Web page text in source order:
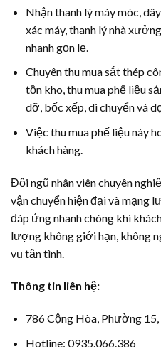
Nhận thanh lý máy móc,
xác máy, thanh lý nhà
nhanh gọn lẹ.
Chuyên thu mua sắt thép
tồn kho, thu mua phế liệu
dỡ, bốc xếp, di chuyển và
Việc thu mua phế liệu này
khách hàng.
Đội ngũ nhân viên chuyên
vận chuyển hiện đại và mạng
đáp ứng nhanh chóng khi
lượng không giới hạn, không
vụ tận tình.
Thông tin liên hệ:
786 Cộng Hòa, Phường
Hotline: 0935.066.386